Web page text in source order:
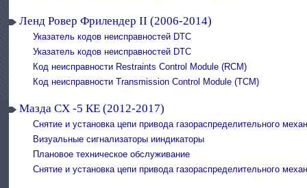
Ленд Ровер Фрилендер II (2006-2014)
Указатель кодов неисправностей DTC
Указатель кодов неисправностей DTC
Код неисправности Restraints Control Module (RCM)
Код неисправности Transmission Control Module (TCM)
Мазда СХ -5 КЕ (2012-2017)
Снятие и установка цепи привода газораспределительного
Визуальные сигнализаторы ииндикаторы
Плановое техническое обслуживание
Снятие и установка цепи привода газораспределительного